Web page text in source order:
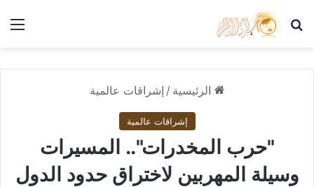
بحث عن
الرئيسية / إشراقات عالمية
إشراقات عالمية
"حرب المخدرات".. المسيرات
وسيلة المهربين لاختراق حدود الدول